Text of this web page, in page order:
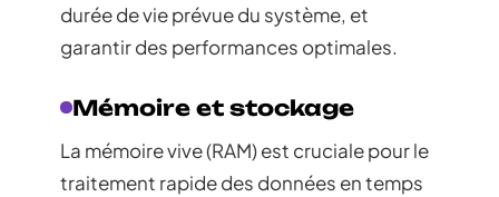
durée de vie prévue du système, et
garantir des performances optimales.
Mémoire et stockage
La mémoire vive (RAM) est cruciale pour le
traitement rapide des données en temps